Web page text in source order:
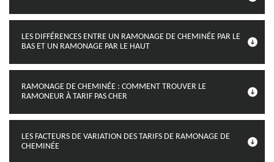
LES DIFFÉRENCES ENTRE UN RAMONAGE DE CHEMINÉE PAR LE
BAS ET UN RAMONAGE PAR LE HAUT
RAMONAGE DE CHEMINÉE : COMMENT TROUVER LE
RAMONEUR À TARIF PAS CHER
LES FACTEURS DE VARIATION DES TARIFS DE RAMONAGE DE
CHEMINÉE